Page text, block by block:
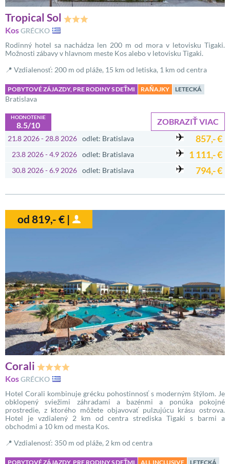
Tropical Sol
KosGRÉCKO
Rodinný hotel sa nachádza len 200 m od mora v letovisku Tigaki.
Možnosti zábavy v hlavnom meste Kos alebo v letovisku Tigaki.
📍 Vzdialenosť: 200 m od pláže, 15 km od letiska, 1 km od centra
POBYTOVÉ ZÁJAZDY, PRE RODINY S DEŤMI RAŇAJKY LETECKÁ
Bratislava
ZOBRAZIŤ VIAC
HODNOTENIE
8.5/10
21.8 2026 - 28.8 2026 odlet: Bratislava 857,- €
23.8 2026 - 4.9 2026 odlet: Bratislava 1 111,- €
30.8 2026 - 6.9 2026 odlet: Bratislava 794,- €
od 819,- € |
Corali
KosGRÉCKO
Hotel Corali kombinuje grécku pohostinnosť s moderným štýlom. Je
obklopený sviežimi záhradami a bazénmi a ponúka pokojné
prostredie, z ktorého môžete objavovať pulzujúcu krásu ostrova.
Hotel je vzdialený 2 km od centra strediska Tigaki s barmi a
obchodmi a 10 km od mesta Kos.
📍 Vzdialenosť: 350 m od pláže, 2 km od centra
POBYTOVÉ ZÁJAZDY, PRE RODINY S DEŤMI ALL INCLUSIVE LETECKÁ